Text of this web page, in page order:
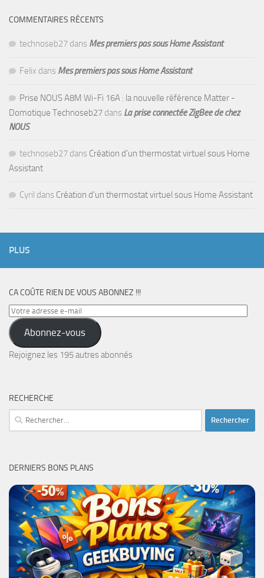
COMMENTAIRES RÉCENTS
technoseb27 dans Mes premiers pas sous Home Assistant
Felix dans Mes premiers pas sous Home Assistant
Prise NOUS A8M Wi-Fi 16A : la nouvelle référence Matter -
Domotique Technoseb27 dans La prise connectée ZigBee de chez
NOUS
technoseb27 dans Création d’un thermostat virtuel sous Home
Assistant
Cyril dans Création d’un thermostat virtuel sous Home Assistant
PLUS
CA COÛTE RIEN DE VOUS ABONNEZ !!!
Votre
adresse
e-
mail
Abonnez-vous
Rejoignez les 195 autres abonnés
RECHERCHE
Rechercher :
DERNIERS BONS PLANS